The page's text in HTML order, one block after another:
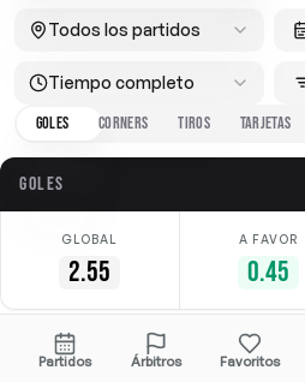
Todos los partidos
Tiempo completo
GOLES
CORNERS TIROS TARJETAS
GOLES
GLOBAL
2.55
A FAVOR
0.45
Fecha Casa
Partidos Árbitros Favoritos